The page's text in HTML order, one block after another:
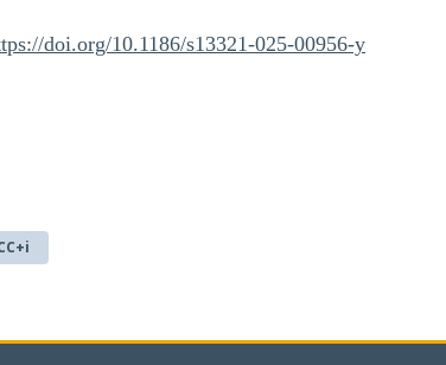
doi.org/10.1186/s13321-025-00956-y